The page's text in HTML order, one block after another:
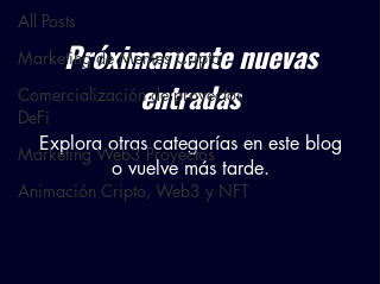
All Posts
Marketing de Memes Cripto
Comercialización de proyectos
DeFi
Marketing Web3 Proyectos
Animación Cripto, Web3 y NFT
Próximamente nuevas
entradas
Explora otras categorías en este blog
o vuelve más tarde.